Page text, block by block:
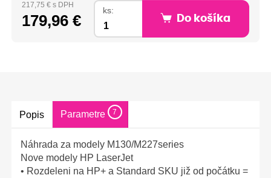
217,75 € s DPH
179,96 €
ks:
Do košíka
Popis Parametre 7
Náhrada za modely M130/M227series
Nove modely HP LaserJet
• Rozdeleni na HP+ a Standard SKU již od počátku =